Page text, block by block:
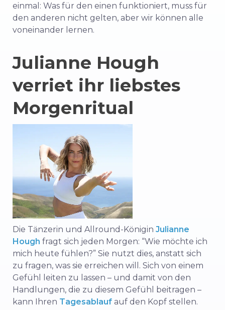
einmal: Was für den einen funktioniert, muss für
den anderen nicht gelten, aber wir können alle
voneinander lernen.
Julianne Hough
verriet ihr liebstes
Morgenritual
Die Tänzerin und Allround-Königin Julianne
Hough fragt sich jeden Morgen: “Wie möchte ich
mich heute fühlen?” Sie nutzt dies, anstatt sich
zu fragen, was sie erreichen will. Sich von einem
Gefühl leiten zu lassen – und damit von den
Handlungen, die zu diesem Gefühl beitragen –
kann Ihren Tagesablauf auf den Kopf stellen.